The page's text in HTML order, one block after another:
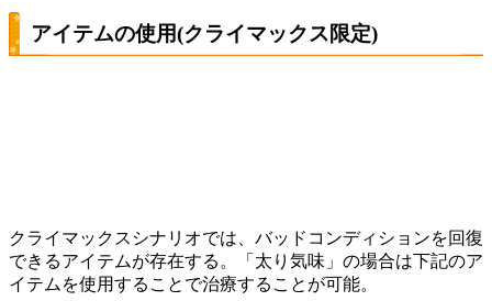
アイテムの使用(クライマックス限定)
クライマックスシナリオでは、バッドコンディションを回復
できるアイテムが存在する。「太り気味」の場合は下記のア
イテムを使用することで治療することが可能。